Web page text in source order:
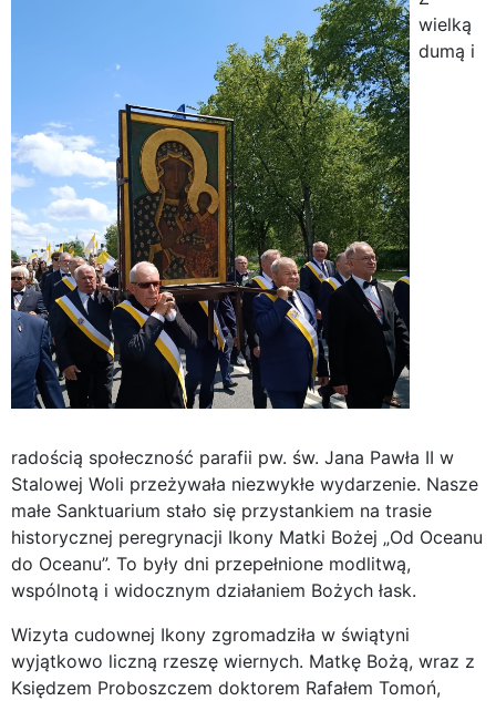
wielką
dumą i
radością społeczność parafii pw. św. Jana Pawła II w
Stalowej Woli przeżywała niezwykłe wydarzenie. Nasze
małe Sanktuarium stało się przystankiem na trasie
historycznej peregrynacji Ikony Matki Bożej „Od Oceanu
do Oceanu”. To były dni przepełnione modlitwą,
wspólnotą i widocznym działaniem Bożych łask.
Wizyta cudownej Ikony zgromadziła w świątyni
wyjątkowo liczną rzeszę wiernych. Matkę Bożą, wraz z
Księdzem Proboszczem doktorem Rafałem Tomoń,